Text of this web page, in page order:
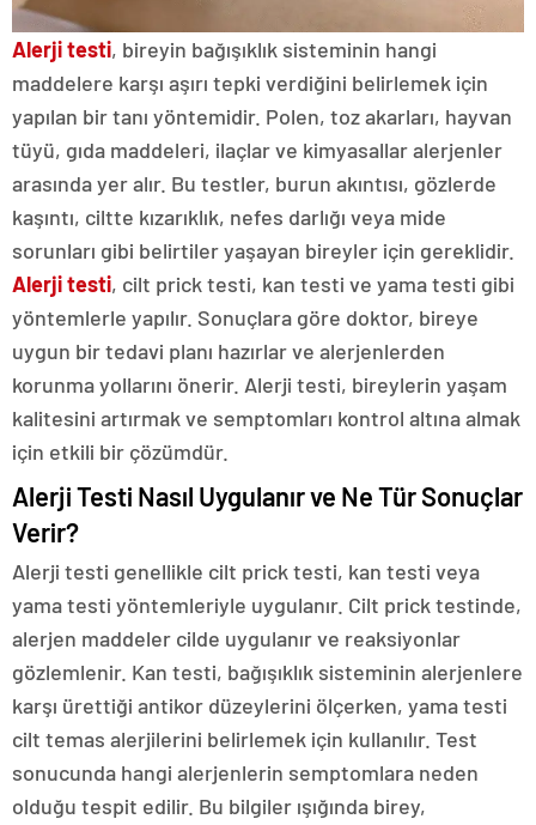
Alerji testi, bireyin bağışıklık sisteminin hangi
maddelere karşı aşırı tepki verdiğini belirlemek için
yapılan bir tanı yöntemidir. Polen, toz akarları, hayvan
tüyü, gıda maddeleri, ilaçlar ve kimyasallar alerjenler
arasında yer alır. Bu testler, burun akıntısı, gözlerde
kaşıntı, ciltte kızarıklık, nefes darlığı veya mide
sorunları gibi belirtiler yaşayan bireyler için gereklidir.
Alerji testi, cilt prick testi, kan testi ve yama testi gibi
yöntemlerle yapılır. Sonuçlara göre doktor, bireye
uygun bir tedavi planı hazırlar ve alerjenlerden
korunma yollarını önerir. Alerji testi, bireylerin yaşam
kalitesini artırmak ve semptomları kontrol altına almak
için etkili bir çözümdür.
Alerji Testi Nasıl Uygulanır ve Ne Tür Sonuçlar
Verir?
Alerji testi genellikle cilt prick testi, kan testi veya
yama testi yöntemleriyle uygulanır. Cilt prick testinde,
alerjen maddeler cilde uygulanır ve reaksiyonlar
gözlemlenir. Kan testi, bağışıklık sisteminin alerjenlere
karşı ürettiği antikor düzeylerini ölçerken, yama testi
cilt temas alerjilerini belirlemek için kullanılır. Test
sonucunda hangi alerjenlerin semptomlara neden
olduğu tespit edilir. Bu bilgiler ışığında birey,